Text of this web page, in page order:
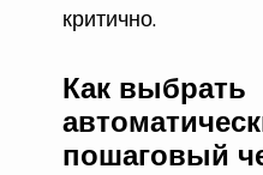
критично.
Как выбрать
пошаговый